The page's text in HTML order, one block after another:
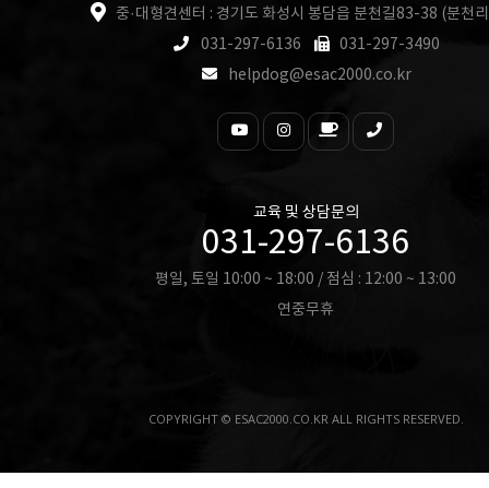
중·대형견센터 : 경기도 화성시 봉담읍 분천길83-38 (분천
031-297-6136
031-297-3490
helpdog@esac2000.co.kr
교육 및 상담문의
031-297-6136
평일, 토일 10:00 ~ 18:00 / 점심 : 12:00 ~ 13:00
연중무휴
COPYRIGHT © ESAC2000.CO.KR ALL RIGHTS RESERVED.